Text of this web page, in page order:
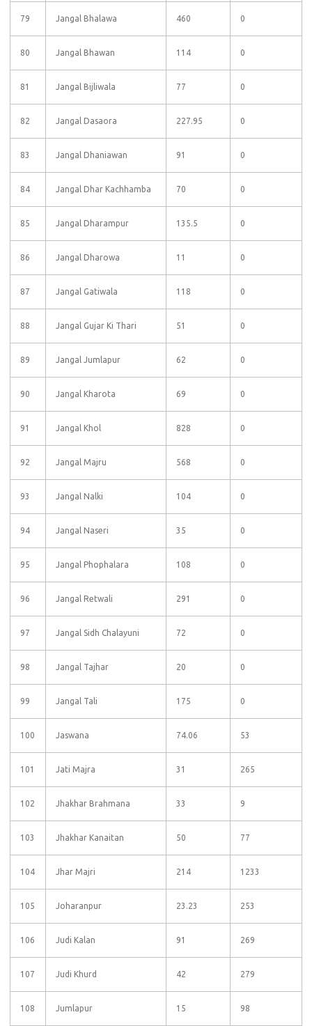
79 Jangal Bhalawa 460 0
80 Jangal Bhawan 114 0
81 Jangal Bijliwala 77 0
82 Jangal Dasaora 227.95 0
83 Jangal Dhaniawan 91 0
84 Jangal Dhar Kachhamba 70 0
85 Jangal Dharampur 135.5 0
86 Jangal Dharowa 11 0
87 Jangal Gatiwala 118 0
88 Jangal Gujar Ki Thari 51 0
89 Jangal Jumlapur 62 0
90 Jangal Kharota 69 0
91 Jangal Khol 828 0
92 Jangal Majru 568 0
93 Jangal Nalki 104 0
94 Jangal Naseri 35 0
95 Jangal Phophalara 108 0
96 Jangal Retwali 291 0
97 Jangal Sidh Chalayuni 72 0
98 Jangal Tajhar 20 0
99 Jangal Tali 175 0
100 Jaswana 74.06 53
101 Jati Majra 31 265
102 Jhakhar Brahmana 33 9
103 Jhakhar Kanaitan 50 77
104 Jhar Majri 214 1233
105 Joharanpur 23.23 253
106 Judi Kalan 91 269
107 Judi Khurd 42 279
108 Jumlapur 15 98